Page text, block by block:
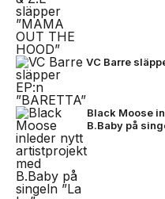
VC Barre
Black Moose
B.Baby på